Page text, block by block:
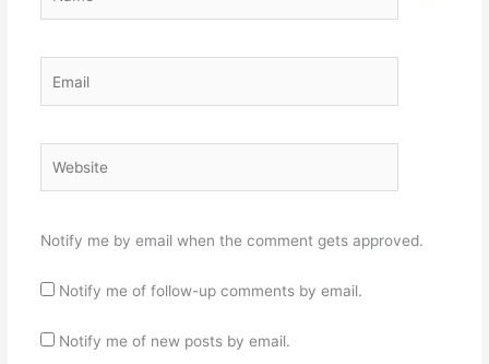
Notify me by email when the comment gets approved.
Notify me of follow-up comments by email.
Notify me of new posts by email.